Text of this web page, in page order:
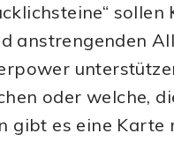
anstrengenden
oder welche,
gibt es eine